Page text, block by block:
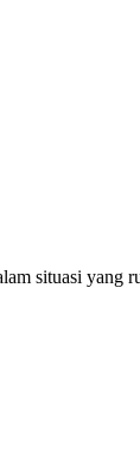
situasi yang